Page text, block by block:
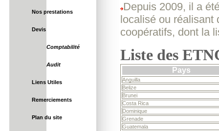
Nos prestations
Devis
Comptabilité
Audit
Liens Utiles
Remerciements
Plan du site
Depuis 2009, il a
localisé ou réalisant
coopératifs, dont la
Liste des
Pays
Anguilla
Belize
Brunei
Costa Rica
Dominique
Grenade
Guatemala